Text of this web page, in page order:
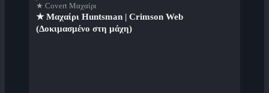
★ Covert Μαχαίρι
★ Μαχαίρι Huntsman | Crimson Web
(Δοκιμασμένο στη μάχη)